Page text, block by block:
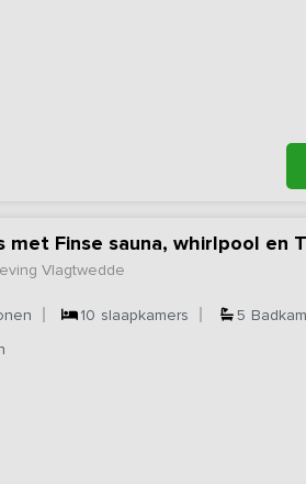
met Finse sauna, whirlpool en
Vlagtwedde
10 slaapkamers 5